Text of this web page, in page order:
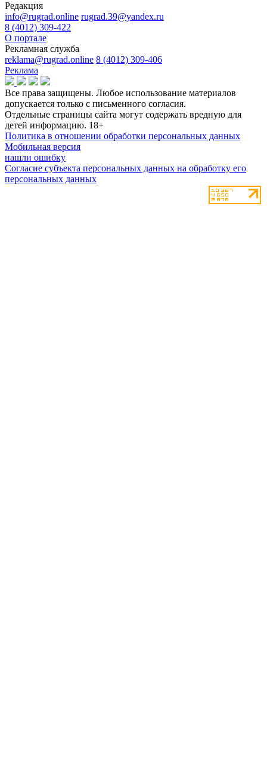
Редакция
info@rugrad.online rugrad.39@yandex.ru
8 (4012) 309-422
О портале
Рекламная служба
reklama@rugrad.online 8 (4012) 309-406
Реклама
Все права защищены. Любое использование материалов
допускается только с письменного согласия.
Отдельные страницы сайта могут содержать вредную для
детей информацию. 18+
Политика в отношении обработки персональных данных
Мобильная версия
нашли ошибку
Согласие субъекта персональных данных на обработку его
персональных данных